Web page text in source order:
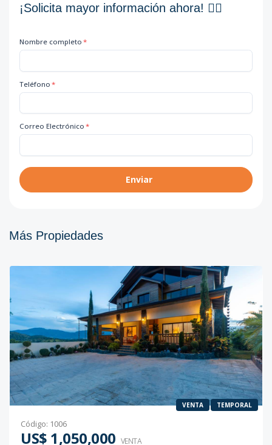
¡Solicita mayor información ahora! 👇🏽
Nombre completo *
Teléfono *
Correo Electrónico *
Enviar
Más Propiedades
VENTA TEMPORAL
Código: 1006
US$ 1,050,000 VENTA